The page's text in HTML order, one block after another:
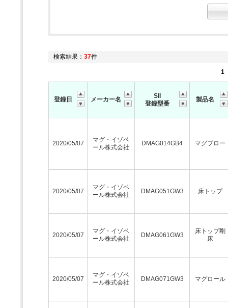
検索結果： 37件
1
登録日 メーカー名
SII
登録型番
製品名
2020/05/07
マグ・イゾベ
ール株式会社
DMAG014GB4 マグブロー
2020/05/07
マグ・イゾベ
ール株式会社
DMAG051GW3 床トップ
2020/05/07
マグ・イゾベ
ール株式会社
DMAG061GW3
床トップ剛
床
2020/05/07
マグ・イゾベ
ール株式会社
DMAG071GW3 マグロール